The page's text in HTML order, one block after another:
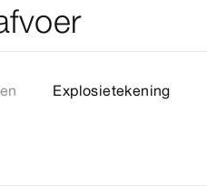
Explosietekening